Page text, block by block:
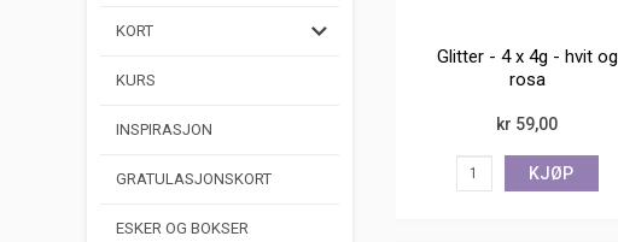
KORT
KURS
INSPIRASJON
GRATULASJONSKORT
ESKER OG BOKSER
Glitter - 4 x 4g - hvit og
rosa
kr 59,00
KJØP